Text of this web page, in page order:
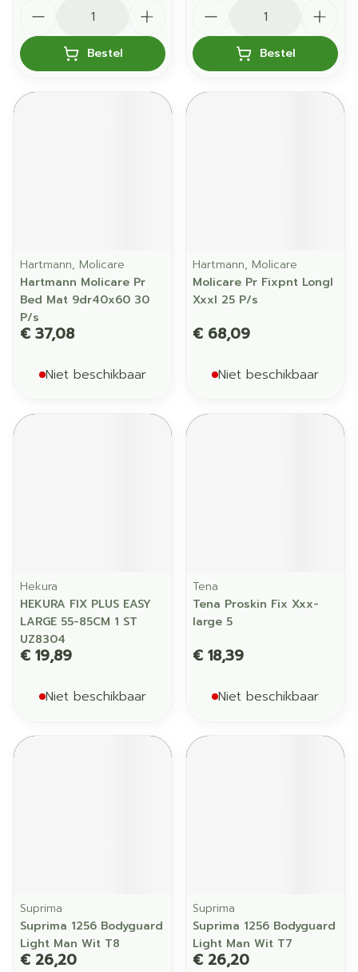
Bestel Bestel
Hartmann, Molicare
Hartmann Molicare Pr
Bed Mat 9dr40x60 30
P/s
€ 37,08
Niet beschikbaar
Hartmann, Molicare
Molicare Pr Fixpnt Longl
Xxxl 25 P/s
€ 68,09
Niet beschikbaar
Hekura
HEKURA FIX PLUS EASY
LARGE 55-85CM 1 ST
UZ8304
€ 19,89
Niet beschikbaar
Tena
Tena Proskin Fix Xxx-
large 5
€ 18,39
Niet beschikbaar
Suprima
Suprima 1256 Bodyguard
Light Man Wit T8
€ 26,20
Suprima
Suprima 1256 Bodyguard
Light Man Wit T7
€ 26,20